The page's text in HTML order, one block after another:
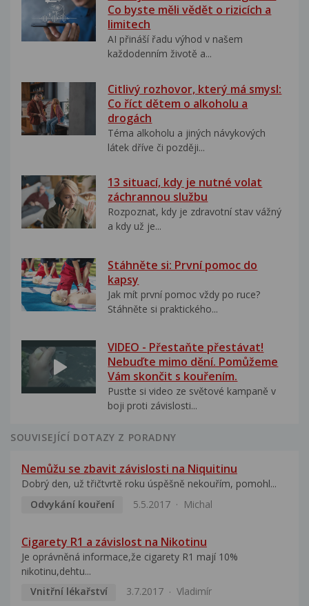
Co byste měli vědět o rizicích a
limitech
AI přináší řadu výhod v našem
každodenním životě a...
Citlivý rozhovor, který má smysl:
Co říct dětem o alkoholu a
drogách
Téma alkoholu a jiných návykových
látek dříve či později...
13 situací, kdy je nutné volat
záchrannou službu
Rozpoznat, kdy je zdravotní stav vážný
a kdy už je...
Stáhněte si: První pomoc do
kapsy
Jak mít první pomoc vždy po ruce?
Stáhněte si praktického...
VIDEO - Přestaňte přestávat!
Nebuďte mimo dění. Pomůžeme
Vám skončit s kouřením.
Pusťte si video ze světové kampaně v
boji proti závislosti...
SOUVISEJÍCÍ DOTAZY Z PORADNY
Nemůžu se zbavit závislosti na Niquitinu
Dobrý den, už třičtvrtě roku úspěšně nekouřím, pomohl...
Odvykání kouření
5.5.2017 Michal
Cigarety R1 a závislost na Nikotinu
Je oprávněná informace,že cigarety R1 mají 10%
nikotinu,dehtu...
Vnitřní lékařství
3.7.2017 Vladimír